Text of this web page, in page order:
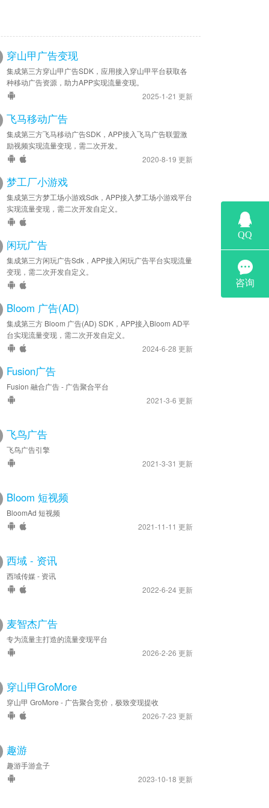
穿山甲广告变现
集成第三方穿山甲广告SDK，应用接入穿山甲平台获取各
种移动广告资源，助力APP实现流量变现。
2025-1-21 更新
飞马移动广告
集成第三方飞马移动广告SDK，APP接入飞马广告联盟激
励视频实现流量变现，需二次开发。
2020-8-19 更新
梦工厂小游戏
集成第三方梦工场小游戏Sdk，APP接入梦工场小游戏平台
实现流量变现，需二次开发自定义。
闲玩广告
集成第三方闲玩广告Sdk，APP接入闲玩广告平台实现流量
变现，需二次开发自定义。
Bloom 广告(AD)
集成第三方 Bloom 广告(AD) SDK，APP接入Bloom AD平
台实现流量变现，需二次开发自定义。
2024-6-28 更新
Fusion广告
Fusion 融合广告 - 广告聚合平台
2021-3-6 更新
飞鸟广告
飞鸟广告引擎
2021-3-31 更新
Bloom 短视频
BloomAd 短视频
2021-11-11 更新
西域 - 资讯
西域传媒 - 资讯
2022-6-24 更新
麦智杰广告
专为流量主打造的流量变现平台
2026-2-26 更新
穿山甲GroMore
穿山甲 GroMore - 广告聚合竞价，极致变现提收
2026-7-23 更新
趣游
趣游手游盒子
2023-10-18 更新